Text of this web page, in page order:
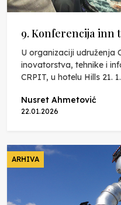
9. Konferencija inn
U organizaciji udruženja
inovatorstva, tehnike i
CRPIT, u hotelu Hills 21.
Nusret Ahmetović
22.01.2026
ARHIVA